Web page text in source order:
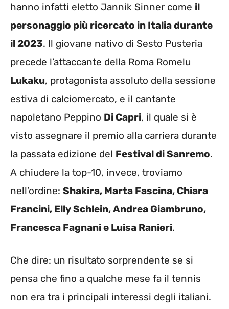
hanno infatti eletto Jannik Sinner come il
personaggio più ricercato in Italia durante
il 2023. Il giovane nativo di Sesto Pusteria
precede l’attaccante della Roma Romelu
Lukaku, protagonista assoluto della sessione
estiva di calciomercato, e il cantante
napoletano Peppino Di Capri, il quale si è
visto assegnare il premio alla carriera durante
la passata edizione del Festival di Sanremo.
A chiudere la top-10, invece, troviamo
nell’ordine: Shakira, Marta Fascina, Chiara
Francini, Elly Schlein, Andrea Giambruno,
Francesca Fagnani e Luisa Ranieri.
Che dire: un risultato sorprendente se si
pensa che fino a qualche mese fa il tennis
non era tra i principali interessi degli italiani.